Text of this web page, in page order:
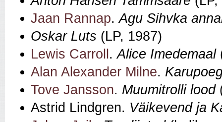
Jaan Rannap.Agu Sihvka
Oskar Luts (LP, 1987)
Lewis Carroll .Alice Imedemaal
Alan Alexander Milne.
Tove Jansson. Muumitrolli lood
Astrid Lindgren. Väikevend ja